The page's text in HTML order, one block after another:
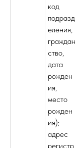
код
подразд
еления,
граждан
ство,
дата
рожден
ия,
место
рожден
ия);
адрес
регистр